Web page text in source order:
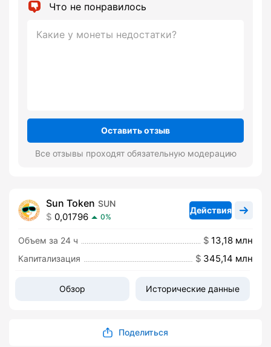
Что не понравилось
Оставить отзыв
Все отзывы проходят обязательную модерацию
Sun Token SUN
0,01796 0%
Объем за 24 ч 13,18 млн
Капитализация 345,14 млн
Действия
Обзор Исторические данные
Поделиться